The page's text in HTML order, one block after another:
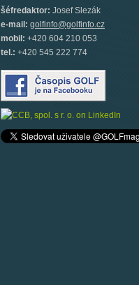
šéfredaktor: Josef Slezák
e-mail: golfinfo@golfinfo.cz
mobil: +420 604 210 053
tel.: +420 545 222 774